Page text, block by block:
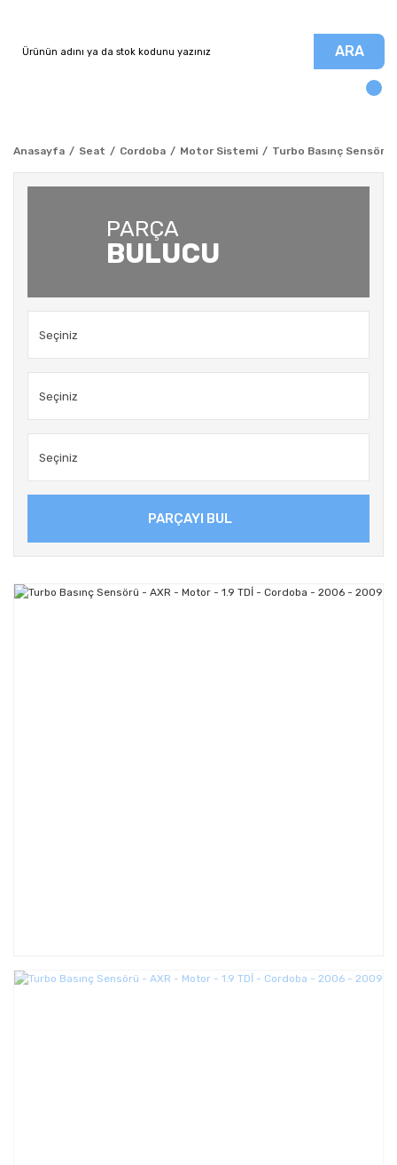
ARA
Anasayfa Seat Cordoba Motor Sistemi Turbo Basınç
PARÇA
BULUCU
PARÇAYI BUL